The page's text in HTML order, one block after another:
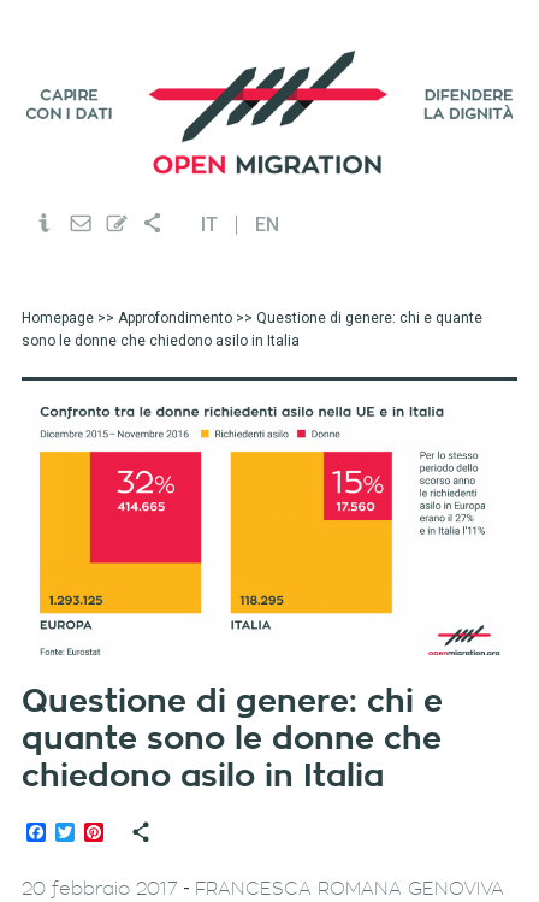
IT EN
Homepage>> Approfondimento>> Questione di genere: chi e quante
sono le donne che chiedono asilo in Italia
Questione di genere: chi e
quante sono le donne che
chiedono asilo in Italia
Facebook
TwitterPinterest
20 febbraio 2017 - FRANCESCA ROMANA GENOVIVA